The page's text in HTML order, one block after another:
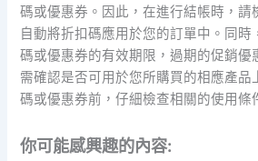
碼或優惠券。因此，在進行結帳時，請
自動將折扣碼應用於您的訂單中。同時
碼或優惠券的有效期限，過期的促銷優
需確認是否可用於您所購買的相應產品
碼或優惠券前，仔細檢查相關的使用條
你可能感興趣的內容: